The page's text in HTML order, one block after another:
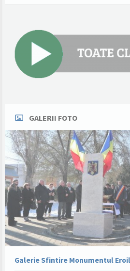
GALERII FOTO
Galerie Sfintire Monumentul